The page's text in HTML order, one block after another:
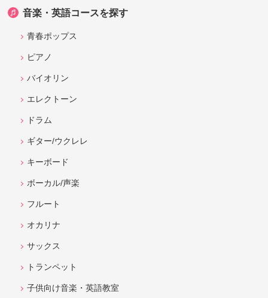
音楽・英語コースを探す
青春ポップス
ピアノ
バイオリン
エレクトーン
ドラム
ギター/ウクレレ
キーボード
ボーカル/声楽
フルート
オカリナ
サックス
トランペット
子供向け音楽・英語教室